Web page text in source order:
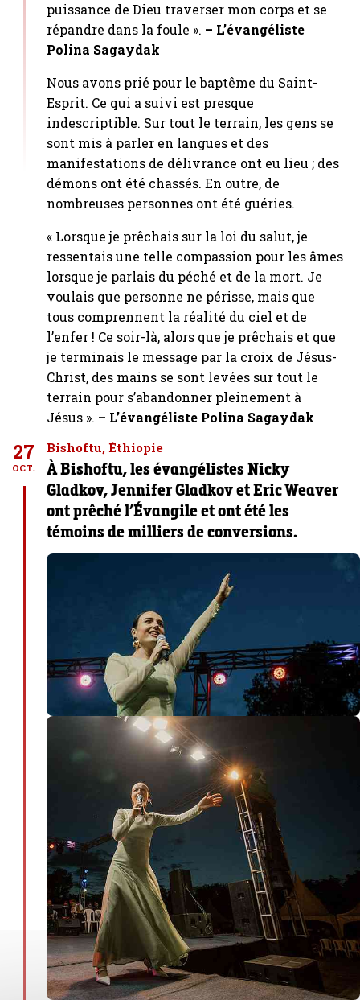
puissance de Dieu traverser mon corps et se
répandre dans la foule ». – L’évangéliste
Polina Sagaydak
Nous avons prié pour le baptême du Saint-
Esprit. Ce qui a suivi est presque
indescriptible. Sur tout le terrain, les gens se
sont mis à parler en langues et des
manifestations de délivrance ont eu lieu ; des
démons ont été chassés. En outre, de
nombreuses personnes ont été guéries.
« Lorsque je prêchais sur la loi du salut, je
ressentais une telle compassion pour les âmes
lorsque je parlais du péché et de la mort. Je
voulais que personne ne périsse, mais que
tous comprennent la réalité du ciel et de
l’enfer ! Ce soir-là, alors que je prêchais et que
je terminais le message par la croix de Jésus-
Christ, des mains se sont levées sur tout le
terrain pour s’abandonner pleinement à
Jésus ». – L’évangéliste Polina Sagaydak
27
OCT.
Bishoftu, Éthiopie
À Bishoftu, les évangélistes Nicky
Gladkov, Jennifer Gladkov et Eric Weaver
ont prêché l’Évangile et ont été les
témoins de milliers de conversions.